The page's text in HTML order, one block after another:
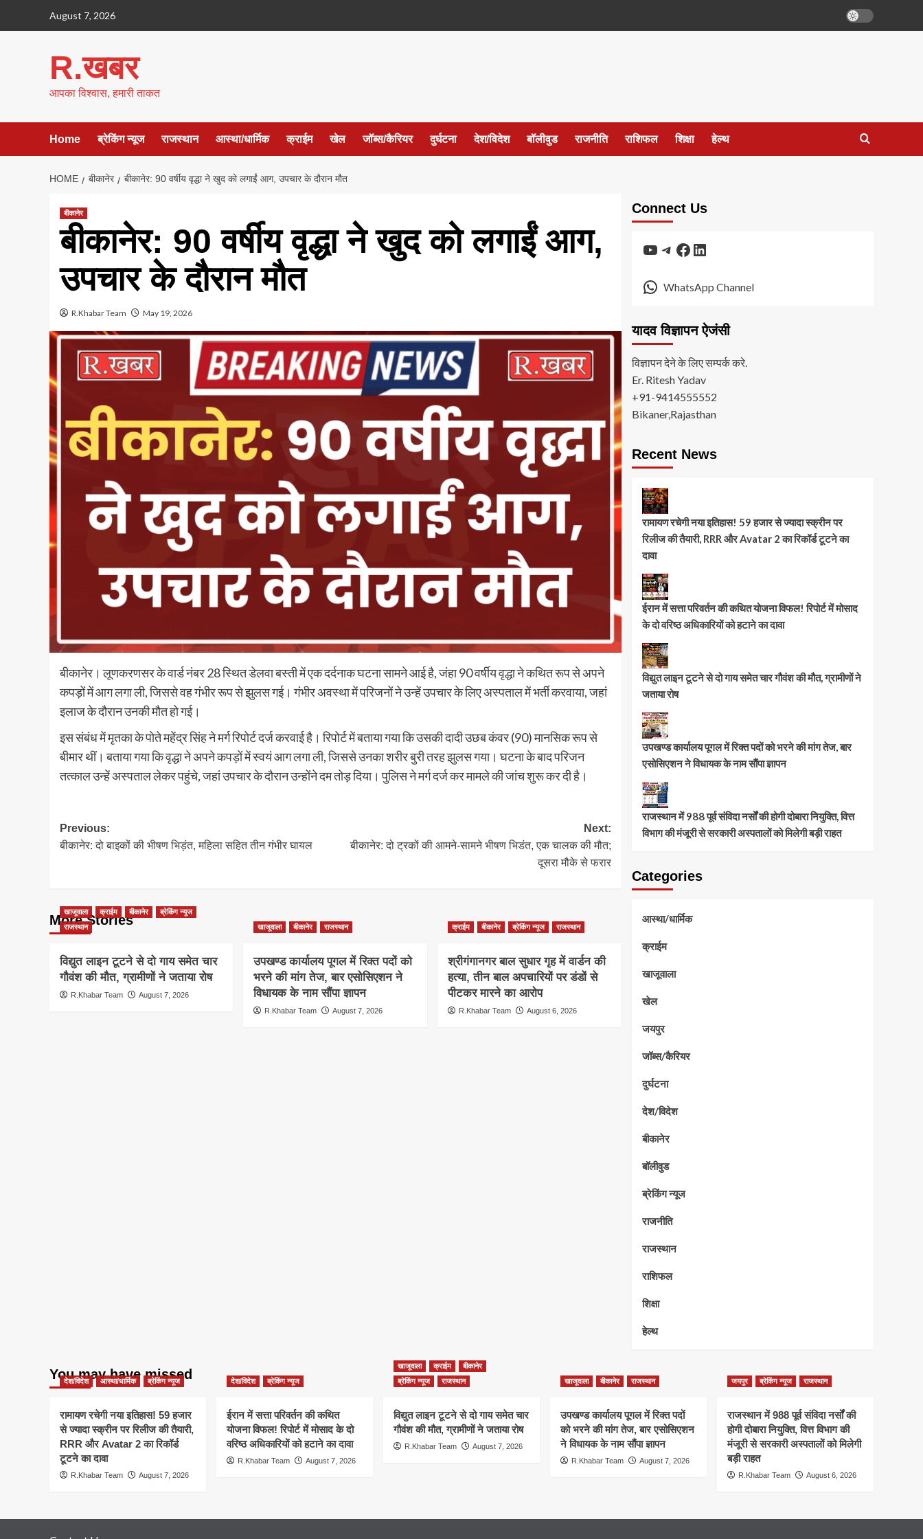
August 7, 2026
R.खबर
आपका विश्वास, हमारी ताकत
Home ब्रेकिंग न्यूज राजस्थान आस्था/धार्मिक क्राईम खेल जॉब्स/कैरियर दुर्घटना देश/विदेश बॉलीवुड राजनीति राशिफल शिक्षा हेल्थ
HOME बीकानेर बीकानेर: 90 वर्षीय वृद्धा ने खुद को लगाईं आग, उपचार के दौरान मौत
बीकानेर
बीकानेर: 90 वर्षीय वृद्धा ने खुद को लगाईं आग,
उपचार के दौरान मौत
R.Khabar Team May 19, 2026
बीकानेर। लूणकरणसर के वार्ड नंबर 28 स्थित डेलवा बस्ती में एक दर्दनाक घटना सामने आई है, जंहा 90 वर्षीय वृद्धा ने कथित रूप से अपने
कपड़ों में आग लगा ली, जिससे वह गंभीर रूप से झुलस गई। गंभीर अवस्था में परिजनों ने उन्हें उपचार के लिए अस्पताल में भर्ती करवाया, जहां
इलाज के दौरान उनकी मौत हो गई।
इस संबंध में मृतका के पोते महेंद्र सिंह ने मर्ग रिपोर्ट दर्ज करवाई है। रिपोर्ट में बताया गया कि उसकी दादी उछब कंवर (90) मानसिक रूप से
बीमार थीं। बताया गया कि वृद्धा ने अपने कपड़ों में स्वयं आग लगा ली, जिससे उनका शरीर बुरी तरह झुलस गया। घटना के बाद परिजन
तत्काल उन्हें अस्पताल लेकर पहुंचे, जहां उपचार के दौरान उन्होंने दम तोड़ दिया। पुलिस ने मर्ग दर्ज कर मामले की जांच शुरू कर दी है।
Post
navigation
Previous:
बीकानेर: दो बाइकों की भीषण भिड़ंत, महिला सहित तीन गंभीर घायल
Next:
बीकानेर: दो ट्रकों की आमने-सामने भीषण भिडंत, एक चालक की मौत;
दूसरा मौके से फरार
More Stories
खाजूवाला क्राईम बीकानेर
ब्रेकिंग न्यूज
राजस्थान
विद्युत लाइन टूटने से दो गाय समेत चार
गौवंश की मौत, ग्रामीणों ने जताया रोष
R.Khabar Team August 7, 2026
खाजूवाला बीकानेर राजस्थान
उपखण्ड कार्यालय पूगल में रिक्त पदों को
भरने की मांग तेज, बार एसोसिएशन ने
विधायक के नाम सौंपा ज्ञापन
R.Khabar Team August 7, 2026
क्राईम बीकानेर ब्रेकिंग न्यूज राजस्थान
श्रीगंगानगर बाल सुधार गृह में वार्डन की
हत्या, तीन बाल अपचारियों पर डंडों से
पीटकर मारने का आरोप
R.Khabar Team August 6, 2026
Connect Us
YouTube
Telegram
Facebook
LinkedIn
WhatsApp Channel
यादव विज्ञापन ऐजंसी
विज्ञापन देने के लिए सम्पर्क करे.
Er. Ritesh Yadav
+91-9414555552
Bikaner,Rajasthan
Recent News
रामायण रचेगी नया इतिहास! 59 हजार से ज्यादा स्क्रीन पर
रिलीज की तैयारी, RRR और Avatar 2 का रिकॉर्ड टूटने का
दावा
ईरान में सत्ता परिवर्तन की कथित योजना विफल! रिपोर्ट में मोसाद
के दो वरिष्ठ अधिकारियों को हटाने का दावा
विद्युत लाइन टूटने से दो गाय समेत चार गौवंश की मौत, ग्रामीणों ने
जताया रोष
उपखण्ड कार्यालय पूगल में रिक्त पदों को भरने की मांग तेज, बार
एसोसिएशन ने विधायक के नाम सौंपा ज्ञापन
राजस्थान में 988 पूर्व संविदा नर्सों की होगी दोबारा नियुक्ति, वित्त
विभाग की मंजूरी से सरकारी अस्पतालों को मिलेगी बड़ी राहत
Categories
आस्था/धार्मिक
क्राईम
खाजूवाला
खेल
जयपुर
जॉब्स/कैरियर
दुर्घटना
देश/विदेश
बीकानेर
बॉलीवुड
ब्रेकिंग न्यूज
राजनीति
राजस्थान
राशिफल
शिक्षा
हेल्थ
You may have missed
देश/विदेश आस्था/धार्मिक ब्रेकिंग न्यूज
रामायण रचेगी नया इतिहास! 59 हजार
से ज्यादा स्क्रीन पर रिलीज की तैयारी,
RRR और Avatar 2 का रिकॉर्ड
टूटने का दावा
R.Khabar Team August 7, 2026
देश/विदेश ब्रेकिंग न्यूज
ईरान में सत्ता परिवर्तन की कथित
योजना विफल! रिपोर्ट में मोसाद के दो
वरिष्ठ अधिकारियों को हटाने का दावा
R.Khabar Team August 7, 2026
खाजूवाला क्राईम
बीकानेर
ब्रेकिंग न्यूज
राजस्थान
विद्युत लाइन टूटने से दो गाय समेत चार
गौवंश की मौत, ग्रामीणों ने जताया रोष
R.Khabar Team August 7, 2026
खाजूवाला बीकानेर राजस्थान
उपखण्ड कार्यालय पूगल में रिक्त पदों
को भरने की मांग तेज, बार एसोसिएशन
ने विधायक के नाम सौंपा ज्ञापन
R.Khabar Team August 7, 2026
जयपुर ब्रेकिंग न्यूज राजस्थान
राजस्थान में 988 पूर्व संविदा नर्सों की
होगी दोबारा नियुक्ति, वित्त विभाग की
मंजूरी से सरकारी अस्पतालों को मिलेगी
बड़ी राहत
R.Khabar Team August 6, 2026